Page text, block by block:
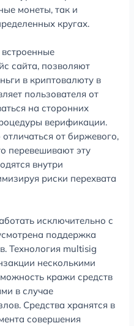
монеты, так и
кругах.
сайта, позволяют
в криптовалюту в
пользователя от
на сторонних
верификации.
от биржевого,
перевешивают эту
внутри
риски перехвата
исключительно с
поддержка
Технология multisig
несколькими
кражи средств
в случае
Средства хранятся в
совершения